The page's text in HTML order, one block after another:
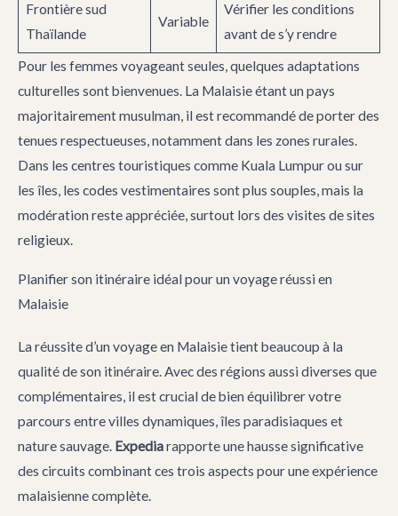
Frontière sud
Thaïlande
Variable
Vérifier les conditions
avant de s’y rendre
Pour les femmes voyageant seules, quelques adaptations
culturelles sont bienvenues. La Malaisie étant un pays
majoritairement musulman, il est recommandé de porter des
tenues respectueuses, notamment dans les zones rurales.
Dans les centres touristiques comme Kuala Lumpur ou sur
les îles, les codes vestimentaires sont plus souples, mais la
modération reste appréciée, surtout lors des visites de sites
religieux.
Planifier son itinéraire idéal pour un voyage réussi en
Malaisie
La réussite d’un voyage en Malaisie tient beaucoup à la
qualité de son itinéraire. Avec des régions aussi diverses que
complémentaires, il est crucial de bien équilibrer votre
parcours entre villes dynamiques, îles paradisiaques et
nature sauvage. Expediarapporte une hausse significative
des circuits combinant ces trois aspects pour une expérience
malaisienne complète.